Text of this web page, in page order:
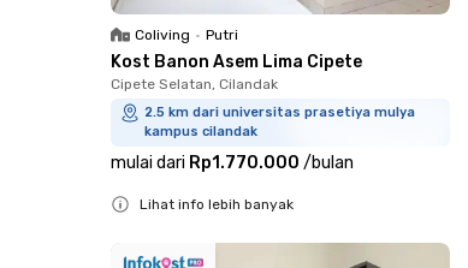
Coliving • Putri
Kost Banon Asem Lima Cipete
Cipete Selatan, Cilandak
2.5 km dari universitas prasetiya mulya
kampus cilandak
mulai dari Rp1.770.000 /bulan
Lihat info lebih banyak